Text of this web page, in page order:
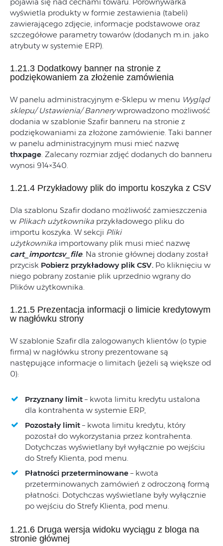
wyświetla produkty w formie zestawienia (tabeli)
zawierającego zdjęcie, informacje podstawowe oraz
szczegółowe parametry towarów (dodanych m.in. jako
atrybuty w systemie ERP).
1.21.3 Dodatkowy banner na stronie z
podziękowaniem za złożenie zamówienia
W panelu administracyjnym e-Sklepu w menu Wygląd
sklepu/ Ustawienia/ Bannerywprowadzono możliwość
dodania w szablonie Szafir banneru na stronie z
podziękowaniami za złożone zamówienie. Taki banner
w panelu administracyjnym musi mieć nazwę
thxpage. Zalecany rozmiar zdjęć dodanych do banneru
wynosi 914×340.
1.21.4 Przykładowy plik do importu koszyka z CSV
Dla szablonu Szafir dodano możliwość zamieszczenia
w Plikach użytkownika przykładowego pliku do
importu koszyka. W sekcji Pliki
użytkownika importowany plik musi mieć nazwę
cart_importcsv_file. Na stronie głównej dodany został
przycisk Pobierz przykładowy plik CSV. Po kliknięciu w
niego pobrany zostanie plik uprzednio wgrany do
Plików użytkownika.
1.21.5 Prezentacja informacji o limicie kredytowym
w nagłówku strony
W szablonie Szafir dla zalogowanych klientów (o typie
firma) w nagłówku strony prezentowane są
następujące informacje o limitach (jeżeli są większe od
0):
Przyznany limit – kwota limitu kredytu ustalona
dla kontrahenta w systemie ERP,
Pozostały limit – kwota limitu kredytu, który
pozostał do wykorzystania przez kontrahenta.
Dotychczas wyświetlany był wyłącznie po wejściu
do Strefy Klienta, pod menu.
Płatności przeterminowane – kwota
przeterminowanych zamówień z odroczoną formą
płatności. Dotychczas wyświetlane były wyłącznie
po wejściu do Strefy Klienta, pod menu.
1.21.6 Druga wersja widoku wyciągu z bloga na
stronie głównej